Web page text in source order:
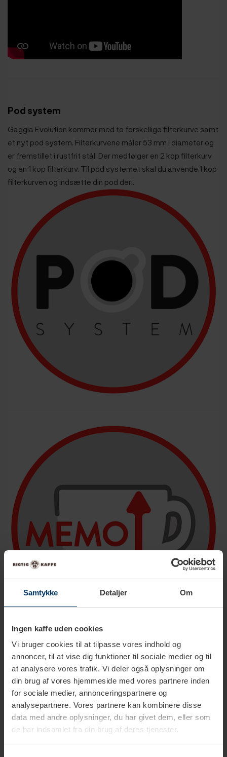
Samtykke Detaljer Om
Ingen kaffe uden cookies
Vi bruger cookies til at tilpasse vores indhold og
annoncer, til at vise dig funktioner til sociale medier og til
at analysere vores trafik. Vi deler også oplysninger om
din brug af vores hjemmeside med vores partnere inden
for sociale medier, annonceringspartnere og
analysepartnere. Vores partnere kan kombinere disse
data med andre oplysninger, du har givet dem, eller som
de har indsamlet fra din brug af deres tjenester.
Pod system
Gaggia Evolution kommer med to forskellige filterkurve samt
et nyt pod system. Filterkurvene måler 53 mm i diameter og
er fremstillet i rustfrit stål. Der medfølger en 2 kop filterkurv
og en 1 kop filterkurv. Til pod systemet skal du anvende 1 kop
filterkurven og indsætte din pod deri.
Memo funktion
Denne funktion gør det muligt for dig at gemme dine
yndlingsdrikke, så du altid har indstillet kaffedrikken præcis,
som du ønsker den.
Preinfusion